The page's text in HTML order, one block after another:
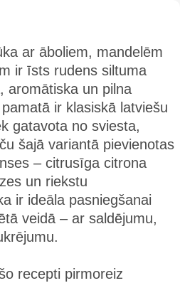
ar āboliem, mandelēm
ir īsts rudens siltuma
aromātiska un pilna
ir klasiskā latviešu
gatavota no sviesta,
šajā variantā pievienotas
– citrusīga citrona
un riekstu
ir ideāla pasniegšanai
veidā – ar saldējumu,
recepti pirmoreiz